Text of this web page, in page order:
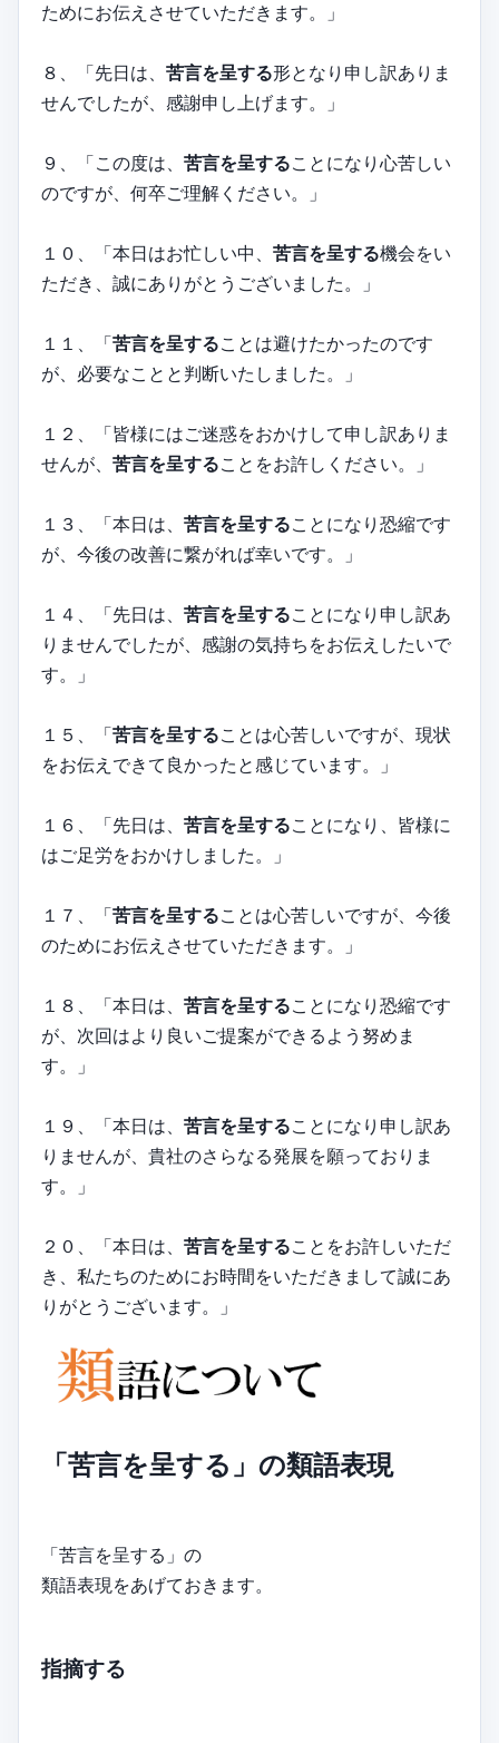
ためにお伝えさせていただきます。」
８、「先日は、 苦言を呈する形となり申し訳ありま
せんでしたが、感謝申し上げます。」
９、「この度は、 苦言を呈することになり心苦しい
のですが、何卒ご理解ください。」
１０、「本日はお忙しい中、 苦言を呈する機会をい
ただき、誠にありがとうございました。」
１１、「苦言を呈することは避けたかったのです
が、必要なことと判断いたしました。」
１２、「皆様にはご迷惑をおかけして申し訳ありま
せんが、 苦言を呈することをお許しください。」
１３、「本日は、 苦言を呈することになり恐縮です
が、今後の改善に繋がれば幸いです。」
１４、「先日は、 苦言を呈することになり申し訳あ
りませんでしたが、感謝の気持ちをお伝えしたいで
す。」
１５、「苦言を呈することは心苦しいですが、現状
をお伝えできて良かったと感じています。」
１６、「先日は、 苦言を呈することになり、皆様に
はご足労をおかけしました。」
１７、「苦言を呈することは心苦しいですが、今後
のためにお伝えさせていただきます。」
１８、「本日は、 苦言を呈することになり恐縮です
が、次回はより良いご提案ができるよう努めま
す。」
１９、「本日は、 苦言を呈することになり申し訳あ
りませんが、貴社のさらなる発展を願っておりま
す。」
２０、「本日は、 苦言を呈することをお許しいただ
き、私たちのためにお時間をいただきまして誠にあ
りがとうございます。」
「苦言を呈する」の類語表現
「苦言を呈する」の
類語表現をあげておきます。
指摘する